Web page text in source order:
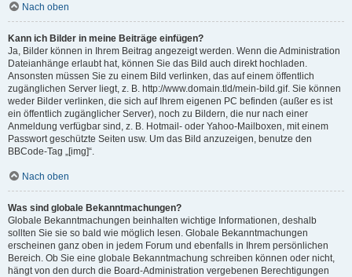
Nach oben
Kann ich Bilder in meine Beiträge einfügen?
Ja, Bilder können in Ihrem Beitrag angezeigt werden. Wenn die Administration
Dateianhänge erlaubt hat, können Sie das Bild auch direkt hochladen.
Ansonsten müssen Sie zu einem Bild verlinken, das auf einem öffentlich
zugänglichen Server liegt, z. B. http://www.domain.tld/mein-bild.gif. Sie können
weder Bilder verlinken, die sich auf Ihrem eigenen PC befinden (außer es ist
ein öffentlich zugänglicher Server), noch zu Bildern, die nur nach einer
Anmeldung verfügbar sind, z. B. Hotmail- oder Yahoo-Mailboxen, mit einem
Passwort geschützte Seiten usw. Um das Bild anzuzeigen, benutze den
BBCode-Tag „[img]“.
Nach oben
Was sind globale Bekanntmachungen?
Globale Bekanntmachungen beinhalten wichtige Informationen, deshalb
sollten Sie sie so bald wie möglich lesen. Globale Bekanntmachungen
erscheinen ganz oben in jedem Forum und ebenfalls in Ihrem persönlichen
Bereich. Ob Sie eine globale Bekanntmachung schreiben können oder nicht,
hängt von den durch die Board-Administration vergebenen Berechtigungen